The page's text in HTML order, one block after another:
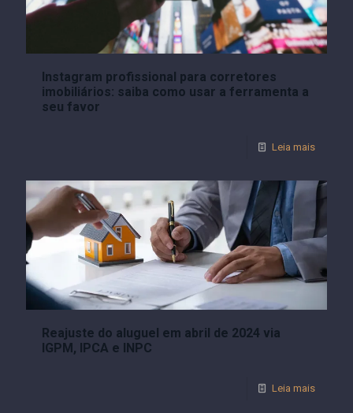
Instagram profissional para corretores
imobiliários: saiba como usar a ferramenta a
seu favor
Leia mais
Reajuste do aluguel em abril de 2024 via
IGPM, IPCA e INPC
Leia mais